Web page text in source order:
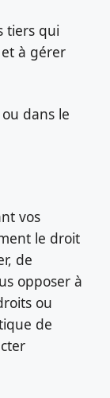
tiers qui
à gérer
dans le
vos
le droit
de
opposer à
ou
de